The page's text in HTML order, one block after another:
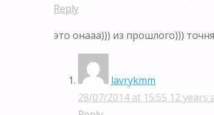
Reply
это онааа))) из прошлого)))
lavrykmm
28/07/2014 at 15:55 12 years